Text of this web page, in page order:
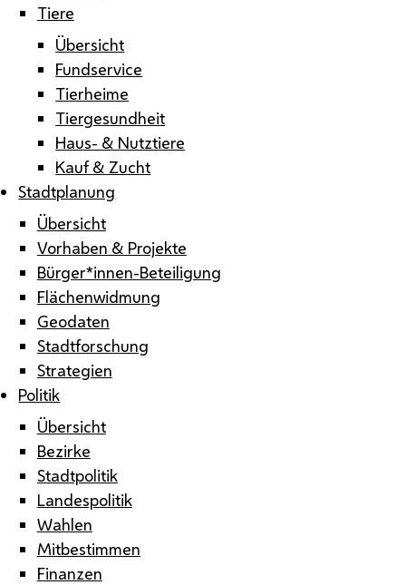
Tiere
Übersicht
Fundservice
Tierheime
Tiergesundheit
Haus- & Nutztiere
Kauf & Zucht
Stadtplanung
Übersicht
Vorhaben & Projekte
Bürger*innen-Beteiligung
Flächenwidmung
Geodaten
Stadtforschung
Strategien
Politik
Übersicht
Bezirke
Stadtpolitik
Landespolitik
Wahlen
Mitbestimmen
Finanzen